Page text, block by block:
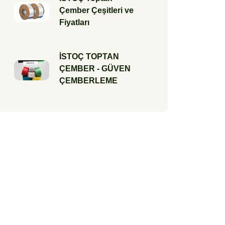
Çember Çeşitleri ve
Fiyatları
İSTOÇ TOPTAN
ÇEMBER - GÜVEN
ÇEMBERLEME